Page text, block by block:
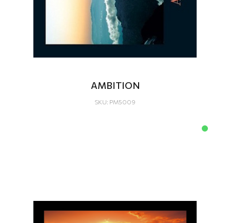
AMBITION
SKU: PM5009